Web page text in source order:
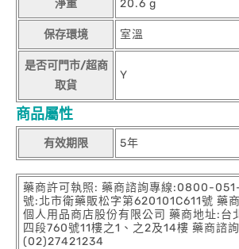
淨重 20.6 g
保存環境 室溫
是否可門市/超商
取貨
Y
商品屬性
有效期限 5年
藥商許可執照: 藥商諮詢專線:0800-
號:北市衛藥販松字第620101C611號 藥
個人用品商店股份有限公司 藥商地址:台
四段760號11樓之1、之2及14樓 藥商諮
(02)27421234